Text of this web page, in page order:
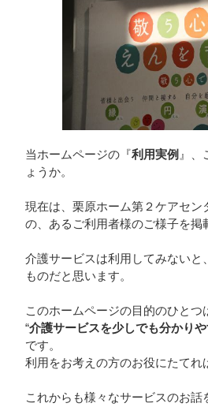
当ホームページの『利用実例 』、
ょうか。
現在は、栗原ホーム第２ケアセン
の、あるご利用者様のご様子を掲
介護サービスは利用してみないと
ものだと思います。
このホームページの目的のひとつ
“介護サービスを少しでも分かり
です。
利用をお考えの方のお役にたてれ
これからも様々なサービスのお話